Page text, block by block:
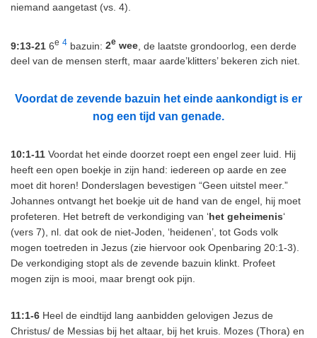
niemand aangetast (vs. 4).
9:13-21 6e 4 bazuin: 2e wee , de laatste grondoorlog, een derde
deel van de mensen sterft, maar aarde’klitters’ bekeren zich niet.
Voordat de zevende bazuin het einde aankondigt is er
nog een tijd van genade.
10:1-11 Voordat het einde doorzet roept een engel zeer luid. Hij
heeft een open boekje in zijn hand: iedereen op aarde en zee
moet dit horen! Donderslagen bevestigen “Geen uitstel meer.”
Johannes ontvangt het boekje uit de hand van de engel, hij moet
profeteren. Het betreft de verkondiging van ‘het geheimenis‘
(vers 7), nl. dat ook de niet-Joden, ‘heidenen’, tot Gods volk
mogen toetreden in Jezus (zie hiervoor ook Openbaring 20:1-3).
De verkondiging stopt als de zevende bazuin klinkt. Profeet
mogen zijn is mooi, maar brengt ook pijn.
11:1-6 Heel de eindtijd lang aanbidden gelovigen Jezus de
Christus/ de Messias bij het altaar, bij het kruis. Mozes (Thora) en